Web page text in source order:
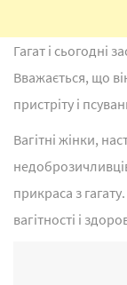
Гагат і сьогодні
Вважається, що
пристріту і
Вагітні жінки,
прикраса з
вагітності і